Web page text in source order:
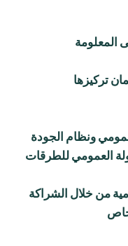
المعلومة
تركيزها
ونظام الجودة
العمومي للطرقات
من خلال الشراكة